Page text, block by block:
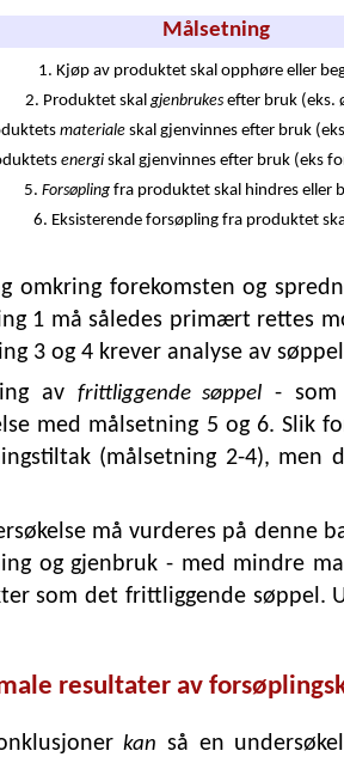
Målsetning
1. Kjøp av produktet skal opphøre eller
2. Produktet skal gjenbrukes efter bruk (eks.
materialeskal gjenvinnes efter bruk
energiskal gjenvinnes efter bruk (eks
5. Forsøplingfra produktet skal hindres eller
6. Eksisterende forsøpling fra produktet
omkring forekomsten og
1 må således primært rettes
3 og 4 krever analyse av
av frittliggende søppel - som
med målsetning 5 og 6. Slik
(målsetning 2-4),
må vurderes på denne
og gjenbruk - med mindre
som det frittliggende søppel.
resultater av
kan så en